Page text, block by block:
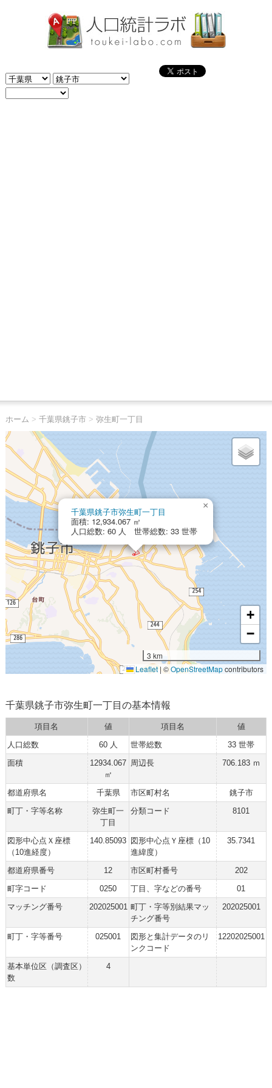
ホーム > 千葉県銚子市> 弥生町一丁目
千葉県銚子市弥生町一丁目
面積: 12,934.067 ㎡
人口総数: 60 人 世帯総数: 33 世帯
×
+
−
3 km
Leaflet | ©OpenStreetMapcontributors
千葉県銚子市弥生町一丁目の基本情報
項目名 値 項目名
値
人口総数
60 人 世帯総数
33 世帯
面積
12934.067
㎡
周辺長 706.183 ｍ
都道府県名 千葉県 市区町村名
銚子市
町丁・字等名称
弥生町一
丁目
分類コード 8101
図形中心点Ｘ座標
（10進経度）
140.85093 図形中心点Ｙ座標（10
進緯度）
35.7341
都道府県番号 12 市区町村番号
202
町字コード
0250 丁目、字などの番号
01
マッチング番号
202025001 町丁・字等別結果マッ
チング番号
202025001
町丁・字等番号 025001
図形と集計データのリ
ンクコード
12202025001
基本単位区（調査区）
数
4